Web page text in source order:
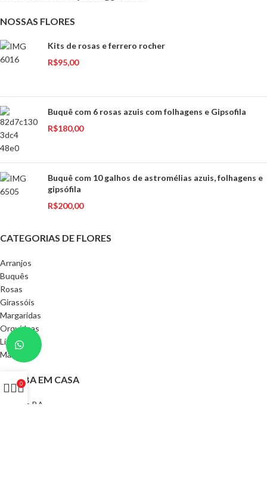
NOSSAS FLORES
Kits de rosas e ferrero rocher
R$95,00
Buquê com 6 rosas azuis com folhagens e Gipsofila
R$180,00
Buquê com 10 galhos de astromélias azuis, folhagens e
gipsófila
R$200,00
CATEGORIAS DE FLORES
Arranjos
Buquês
Rosas
Girassóis
Margaridas
Orquídeas
Lírios
Mais
RECEBA EM CASA
Juazeiro BA
0